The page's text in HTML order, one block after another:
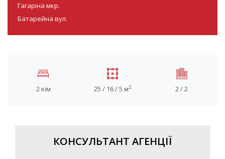
Гагаріна мкр.
Батарейна вул.
2 кім 25 / 16 / 5 м2 2 / 2
КОНСУЛЬТАНТ АГЕНЦІЇ